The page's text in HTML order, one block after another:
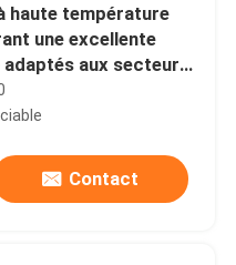
haute température
une excellente
aux secteurs
du gaz et de l'énergie
des composants
Contact